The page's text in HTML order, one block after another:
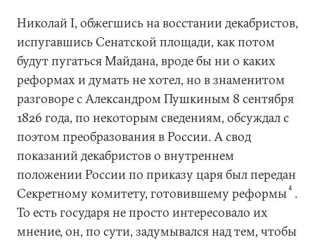
Николай I, обжегшись на восстании декабристов,
испугавшись Сенатской площади, как потом
будут пугаться Майдана, вроде бы ни о каких
реформах и думать не хотел, но в знаменитом
разговоре с Александром Пушкиным 8 сентября
1826 года, по некоторым сведениям, обсуждал с
поэтом преобразования в России. А свод
показаний декабристов о внутреннем
положении России по приказу царя был передан
Секретному комитету, готовившему реформы4 .
То есть государя не просто интересовало их
мнение, он, по сути, задумывался над тем, чтобы